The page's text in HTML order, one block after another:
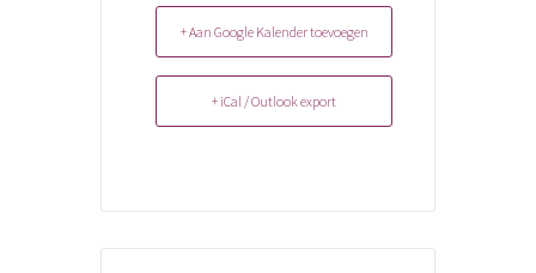
+ Aan Google Kalender toevoegen
+ iCal / Outlook export